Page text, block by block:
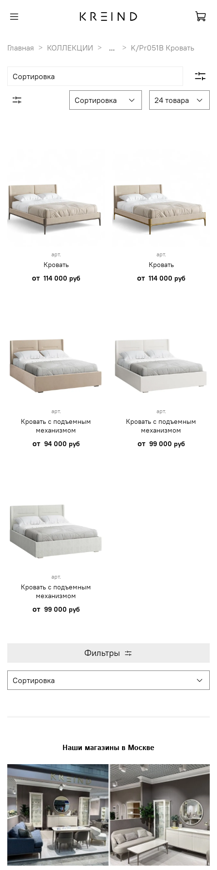
Главная КОЛЛЕКЦИИ ... K/Pr051B Кровать
арт.
Кровать
от 114 000 руб
арт.
Кровать
от 114 000 руб
арт.
Кровать с подъемным
механизмом
от 94 000 руб
арт.
Кровать с подъемным
механизмом
от 99 000 руб
арт.
Кровать с подъемным
механизмом
от 99 000 руб
Фильтры
Наши магазины в Москве